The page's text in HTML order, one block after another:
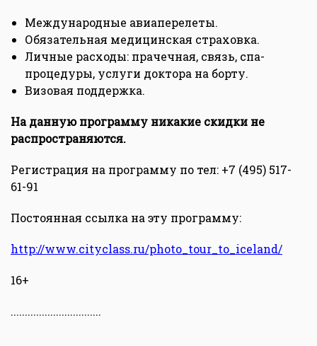
Международные авиаперелеты.
Обязательная медицинская страховка.
Личные расходы: прачечная, связь, спа-
процедуры, услуги доктора на борту.
Визовая поддержка.
На данную программу никакие скидки не
распространяются.
Регистрация на программу по тел: +7 (495) 517-
61-91
Постоянная ссылка на эту программу:
http://www.cityclass.ru/photo_tour_to_iceland/
16+
................................